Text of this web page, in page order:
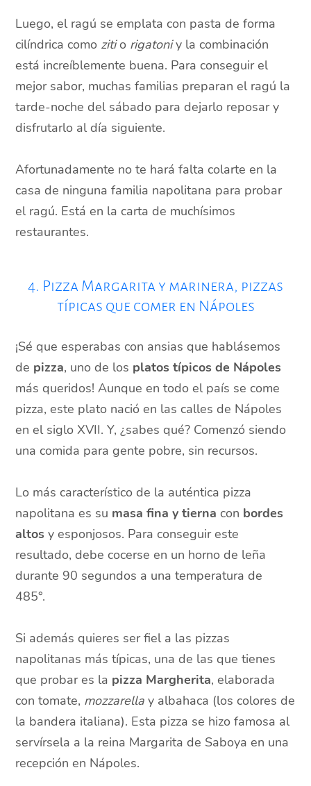
Luego, el ragú se emplata con pasta de forma
cilíndrica como zitio rigatoniy la combinación
está increíblemente buena. Para conseguir el
mejor sabor, muchas familias preparan el ragú la
tarde-noche del sábado para dejarlo reposar y
disfrutarlo al día siguiente.
Afortunadamente no te hará falta colarte en la
casa de ninguna familia napolitana para probar
el ragú. Está en la carta de muchísimos
restaurantes.
4. Pizza Margarita y marinera, pizzas
típicas que comer en Nápoles
¡Sé que esperabas con ansias que hablásemos
de pizza, uno de los platos típicos de Nápoles
más queridos! Aunque en todo el país se come
pizza, este plato nació en las calles de Nápoles
en el siglo XVII. Y, ¿sabes qué? Comenzó siendo
una comida para gente pobre, sin recursos.
Lo más característico de la auténtica pizza
napolitana es su masa fina y tierna con bordes
altosy esponjosos. Para conseguir este
resultado, debe cocerse en un horno de leña
durante 90 segundos a una temperatura de
485°.
Si además quieres ser fiel a las pizzas
napolitanas más típicas, una de las que tienes
que probar es la pizza Margherita, elaborada
con tomate, mozzarella y albahaca (los colores de
la bandera italiana). Esta pizza se hizo famosa al
servírsela a la reina Margarita de Saboya en una
recepción en Nápoles.